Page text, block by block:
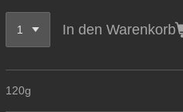
In den Warenkorb
120g